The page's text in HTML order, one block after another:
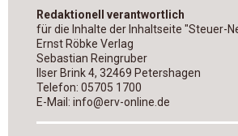
Redaktionell verantwortlich
für die Inhalte der Inhaltseite "Steuer-
Ernst Röbke Verlag
Sebastian Reingruber
Ilser Brink 4, 32469 Petershagen
Telefon: 05705 1700
E-Mail: info@erv-online.de